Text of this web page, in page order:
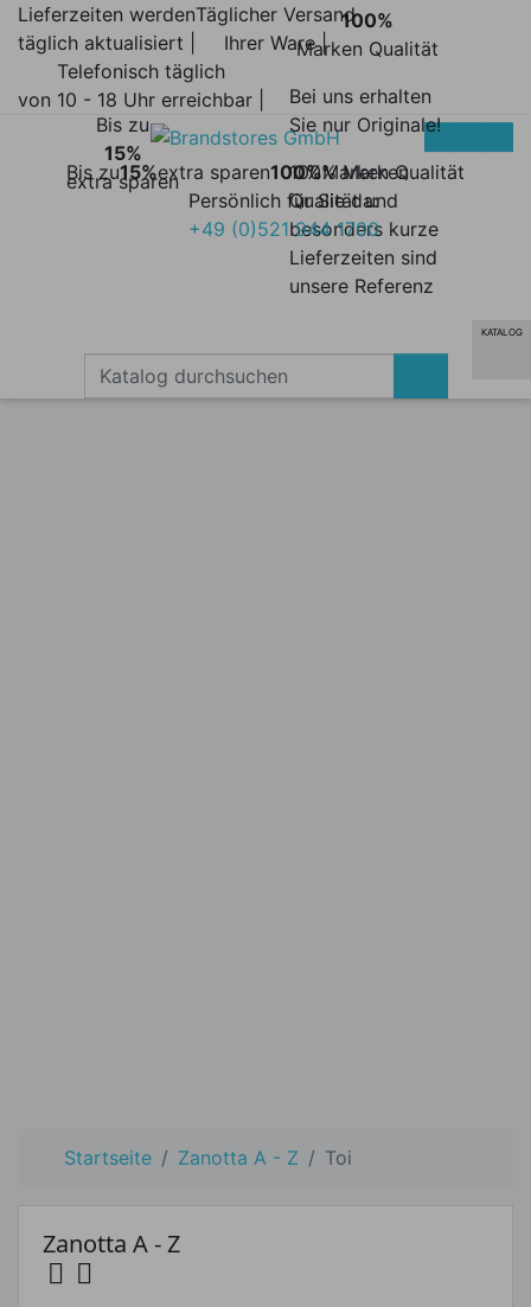
Lieferzeiten werden
täglich aktualisiert |
Täglicher Versand
Ihrer Ware |
Telefonisch täglich
von 10 - 18 Uhr erreichbar |
Bis zu15%extra sparen
Bis zu
15%
extra sparen
100%Marken Qualität
100%
Marken Qualität
Bei uns erhalten
Sie nur Originale!
100% Marken
Qualität und
besonders kurze
Lieferzeiten sind
unsere Referenz
Persönlich für Sie da:
+49 (0)521 944 1700
Startseite Zanotta A - Z Toi
Zanotta A - Z
 
KATALOG